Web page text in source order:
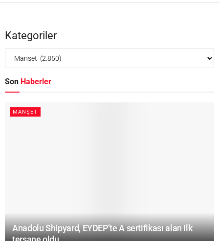
Kategoriler
Son Haberler
MANŞET
Anadolu Shipyard, EYDEP’te A sertifikası alan ilk